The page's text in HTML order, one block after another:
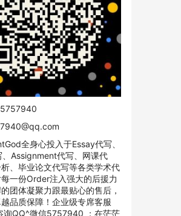
全身心投入于Essay代写、
Assignment代写、网课代
、毕业论文代写等各类学术代
一份Order注入强大的后援力
团体凝聚力跟最贴心的售后，
品质保障！企业级专席客服
询QQ^微信5757940 ；在茫茫